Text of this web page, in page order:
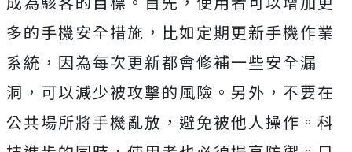
多的手機安全措施，比如定期更新手機作業
系統，因為每次更新都會修補一些安全漏
洞，可以減少被攻擊的風險。另外，不要在
公共場所將手機亂放，避免被他人操作。科